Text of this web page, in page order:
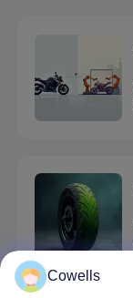
Cowells